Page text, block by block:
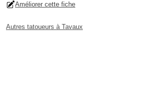
Améliorer cette fiche
Autres tatoueurs à Tavaux